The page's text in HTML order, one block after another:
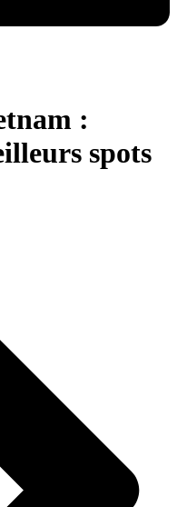
:
spots